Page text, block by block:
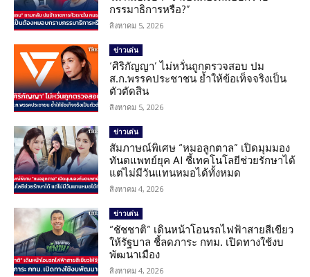
กรรมาธิการหรือ?”
สิงหาคม 5, 2026
ข่าวเด่น
‘ศิริกัญญา’ ไม่หวั่นถูกตรวจสอบ ปม
ส.ก.พรรคประชาชน ย้ำให้ข้อเท็จจริงเป็น
ตัวตัดสิน
สิงหาคม 5, 2026
ข่าวเด่น
สัมภาษณ์พิเศษ “หมอลูกตาล” เปิดมุมมอง
ทันตแพทย์ยุค AI ชี้เทคโนโลยีช่วยรักษาได้
แต่ไม่มีวันแทนหมอได้ทั้งหมด
สิงหาคม 4, 2026
ข่าวเด่น
“ชัชชาติ” เดินหน้าโอนรถไฟฟ้าสายสีเขียว
ให้รัฐบาล ชี้ลดภาระ กทม. เปิดทางใช้งบ
พัฒนาเมือง
สิงหาคม 4, 2026